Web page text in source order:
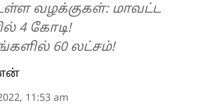
வழக்குகள்: மாவட்ட
4 கோடி!
60 லட்சம்!
11:53 am